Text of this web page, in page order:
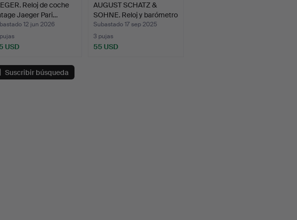
Reloj de coche
Jaeger Pari…
12 jun 2026
USD
AUGUST SCHATZ &
SOHNE. Reloj y barómetro
d…
Subastado 17 sep 2025
3 pujas
55 USD
Suscribir búsqueda